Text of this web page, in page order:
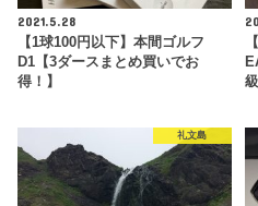
2021.5.28
【1球100円以下】本間ゴルフ
D1【3ダースまとめ買いでお
得！】
礼文島